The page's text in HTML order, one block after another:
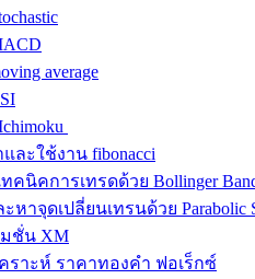
average
ละใช้งาน fibonacci
คนิคการเทรดด้วย Bollinger
หาจุดเปลี่ยนเทรนด้วย Parabolic
ชั่น XM
ราะห์ ราคาทองคำ ฟอเร็กซ์